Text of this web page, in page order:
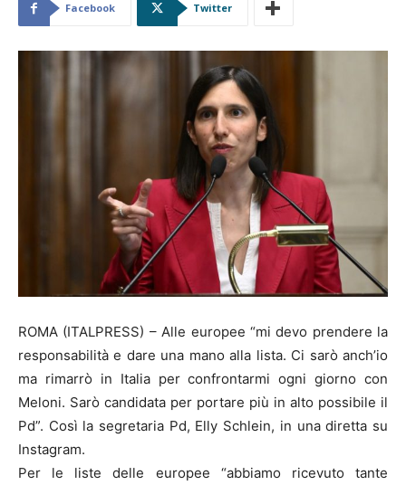
Facebook Twitter
ROMA (ITALPRESS) – Alle europee “mi devo prendere la
responsabilità e dare una mano alla lista. Ci sarò anch’io
ma rimarrò in Italia per confrontarmi ogni giorno con
Meloni. Sarò candidata per portare più in alto possibile il
Pd”. Così la segretaria Pd, Elly Schlein, in una diretta su
Instagram.
Per le liste delle europee “abbiamo ricevuto tante